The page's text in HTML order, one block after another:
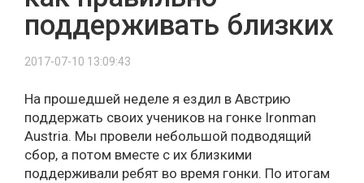
поддерживать близких
2017-07-10 13:09:43
На прошедшей неделе я ездил в Австрию
поддержать своих учеников на гонке Ironman
Austria. Мы провели небольшой подводящий
сбор, а потом вместе с их близкими
поддерживали ребят во время гонки. По итогам